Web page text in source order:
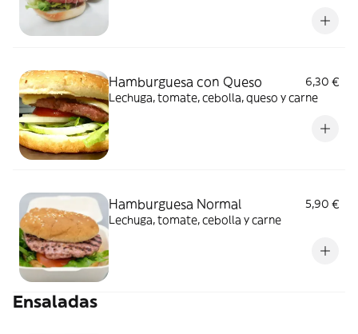
Hamburguesa con Queso
6,30 €
Lechuga, tomate, cebolla, queso y carne
Hamburguesa Normal
5,90 €
Lechuga, tomate, cebolla y carne
Ensaladas